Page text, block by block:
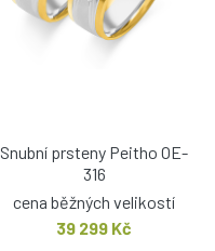
Snubní prsteny Peitho OE-
316
cena běžných velikostí
39 299 Kč